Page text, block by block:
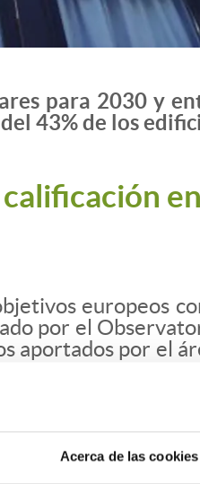
Acerca de las cookies
para 2030 y
43% de los
europeos
por el
aportados por el
de viviendas
para 2035. La
del 43%